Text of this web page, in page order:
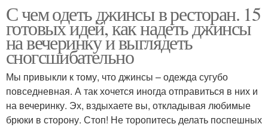
С чем одеть джинсы в ресторан. 15
готовых идей, как надеть джинсы
на вечеринку и выглядеть
сногсшибательно
Мы привыкли к тому, что джинсы – одежда сугубо
повседневная. А так хочется иногда отправиться в них и
на вечеринку. Эх, вздыхаете вы, откладывая любимые
брюки в сторону. Стоп! Не торопитесь делать поспешных